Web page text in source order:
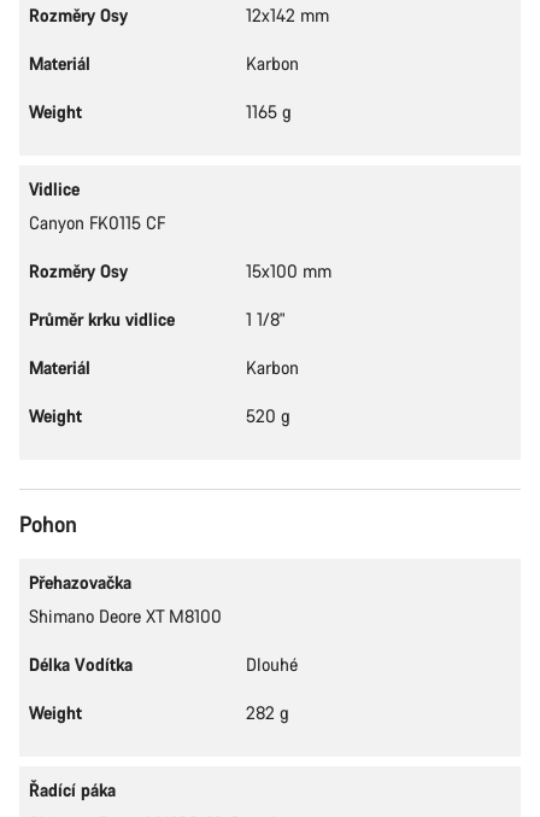
Rozměry Osy 12x142 mm
Materiál Karbon
Weight 1165 g
Vidlice
Canyon FK0115 CF
Rozměry Osy 15x100 mm
Průměr krku vidlice 1 1/8"
Materiál Karbon
Weight 520 g
Pohon
Přehazovačka
Shimano Deore XT M8100
Délka Vodítka Dlouhé
Weight 282 g
Řadící páka